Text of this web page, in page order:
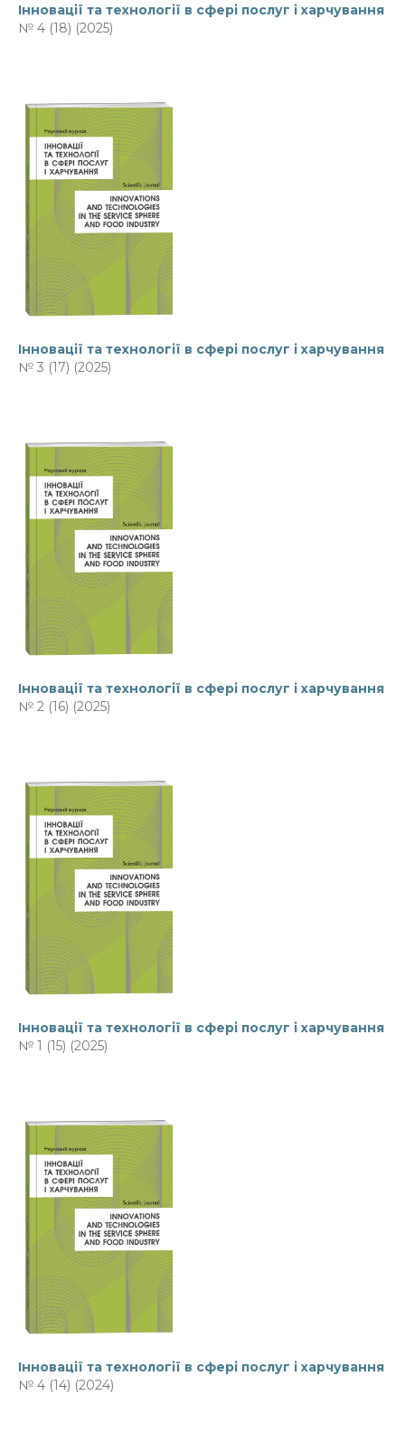
Інновації та технології в сфері послуг і харчування
№ 4 (18) (2025)
Інновації та технології в сфері послуг і харчування
№ 3 (17) (2025)
Інновації та технології в сфері послуг і харчування
№ 2 (16) (2025)
Інновації та технології в сфері послуг і харчування
№ 1 (15) (2025)
Інновації та технології в сфері послуг і харчування
№ 4 (14) (2024)